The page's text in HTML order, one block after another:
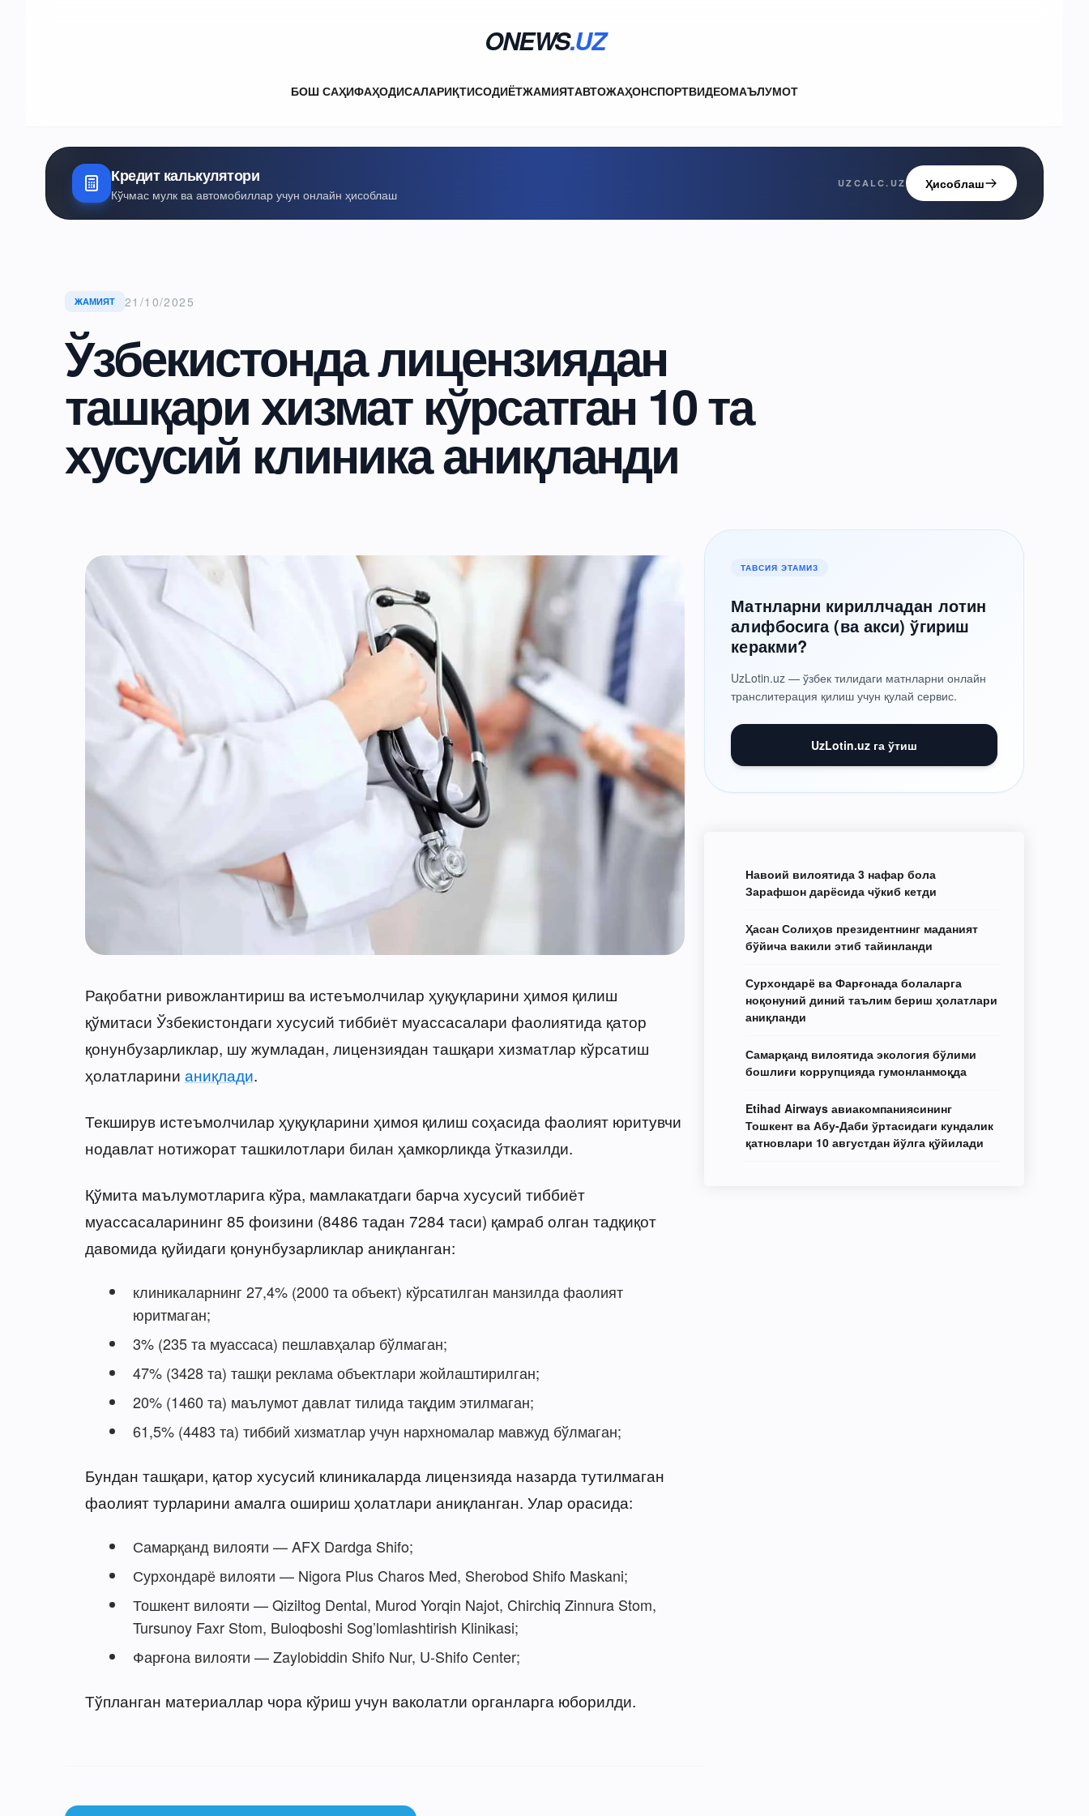
ONEWS.UZ
БОШ САҲИФАҲОДИСАЛАРИҚТИСОДИЁТЖАМИЯТАВТОЖАҲОНСПОРТВИДЕОМАЪЛУМОТ
Кредит калькулятори
Кўчмас мулк ва автомобиллар учун онлайн ҳисоблаш
UZCALC.UZ Ҳисоблаш
ЖАМИЯТ 21/10/2025
Ўзбекистонда лицензиядан
ташқари хизмат кўрсатган 10 та
хусусий клиника аниқланди
Рақобатни ривожлантириш ва истеъмолчилар ҳуқуқларини ҳимоя қилиш
қўмитаси Ўзбекистондаги хусусий тиббиёт муассасалари фаолиятида қатор
қонунбузарликлар, шу жумладан, лицензиядан ташқари хизматлар кўрсатиш
ҳолатларини аниқлади.
Текширув истеъмолчилар ҳуқуқларини ҳимоя қилиш соҳасида фаолият юритувчи
нодавлат нотижорат ташкилотлари билан ҳамкорликда ўтказилди.
Қўмита маълумотларига кўра, мамлакатдаги барча хусусий тиббиёт
муассасаларининг 85 фоизини (8486 тадан 7284 таси) қамраб олган тадқиқот
давомида қуйидаги қонунбузарликлар аниқланган:
клиникаларнинг 27,4% (2000 та объект) кўрсатилган манзилда фаолият
юритмаган;
3% (235 та муассаса) пешлавҳалар бўлмаган;
47% (3428 та) ташқи реклама объектлари жойлаштирилган;
20% (1460 та) маълумот давлат тилида тақдим этилмаган;
61,5% (4483 та) тиббий хизматлар учун нархномалар мавжуд бўлмаган;
Бундан ташқари, қатор хусусий клиникаларда лицензияда назарда тутилмаган
фаолият турларини амалга ошириш ҳолатлари аниқланган. Улар орасида:
Самарқанд вилояти — AFX Dardga Shifo;
Сурхондарё вилояти — Nigora Plus Charos Med, Sherobod Shifo Maskani;
Тошкент вилояти — Qiziltog Dental, Murod Yorqin Najot, Chirchiq Zinnura Stom,
Tursunoy Faxr Stom, Buloqboshi Sog’lomlashtirish Klinikasi;
Фарғона вилояти — Zaylobiddin Shifo Nur, U-Shifo Center;
Тўпланган материаллар чора кўриш учун ваколатли органларга юборилди.
ТАВСИЯ ЭТАМИЗ
Матнларни кириллчадан лотин
алифбосига (ва акси) ўгириш
керакми?
UzLotin.uz — ўзбек тилидаги матнларни онлайн
транслитерация қилиш учун қулай сервис.
UzLotin.uz га ўтиш
Навоий вилоятида 3 нафар бола
Зарафшон дарёсида чўкиб кетди
Ҳасан Солиҳов президентнинг маданият
бўйича вакили этиб тайинланди
Сурхондарё ва Фарғонада болаларга
ноқонуний диний таълим бериш ҳолатлари
аниқланди
Самарқанд вилоятида экология бўлими
бошлиғи коррупцияда гумонланмоқда
Etihad Airways авиакомпаниясининг
Тошкент ва Абу-Даби ўртасидаги кундалик
қатновлари 10 августдан йўлга қўйилади